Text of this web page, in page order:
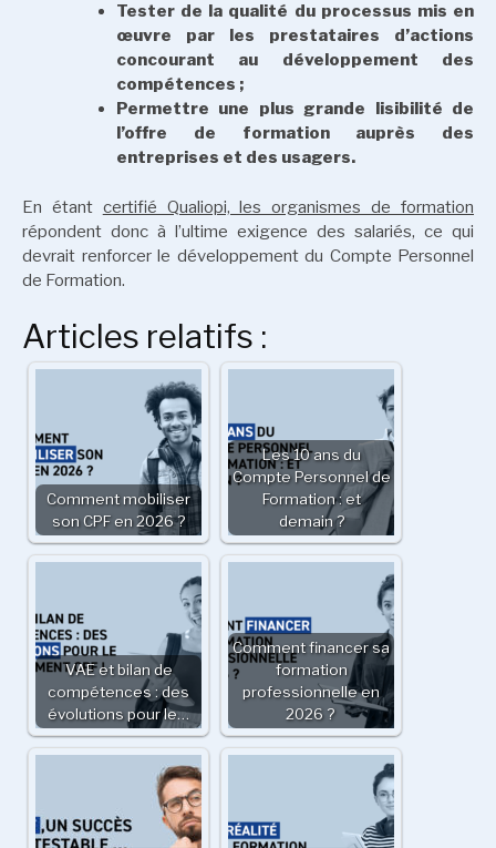
Tester de la qualité du processus mis en
œuvre par les prestataires d’actions
concourant au développement des
compétences ;
Permettre une plus grande lisibilité de
l’offre de formation auprès des
entreprises et des usagers.
En étant certifié Qualiopi, les organismes de formation
répondent donc à l’ultime exigence des salariés, ce qui
devrait renforcer le développement du Compte Personnel
de Formation.
Articles relatifs :
Comment mobiliser
son CPF en 2026 ?
Les 10 ans du
Compte Personnel de
Formation : et
demain ?
VAE et bilan de
compétences : des
évolutions pour le…
Comment financer sa
formation
professionnelle en
2026 ?